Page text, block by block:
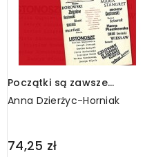
Początki są zawsze
najważniejsze…
Anna Dzierżyc-Horniak
74,25 zł
Regular